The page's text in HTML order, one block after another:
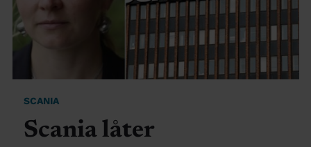
SCANIA
Scania låter